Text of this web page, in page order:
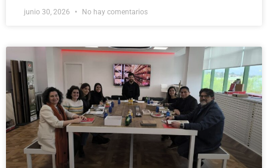
junio 30, 2026 No hay comentarios